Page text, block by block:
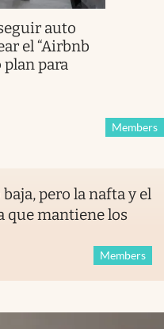
auto
el “Airbnb
plan para
Members
pero la nafta y el
que mantiene los
Members